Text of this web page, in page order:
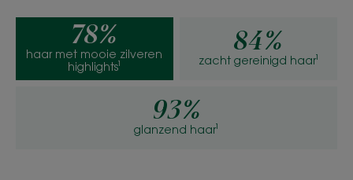
78%
haar met mooie zilveren
highlights¹
84%
zacht gereinigd haar¹
93%
glanzend haar¹